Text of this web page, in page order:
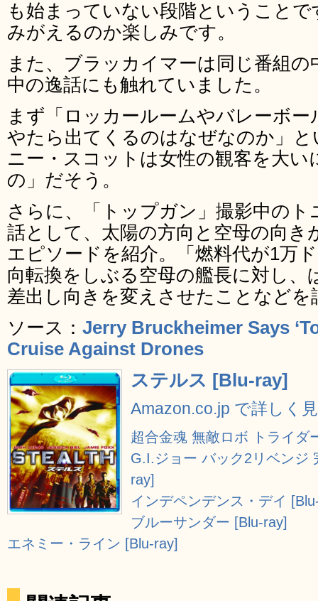
も始まっていない段階ということ
みがえるのか楽しみです。
また、ブラッカイマーは同じ番組
中の逸話にも触れていました。
まず「ロッカールームやバレーボ
やたら出てくるのはなぜなのか」
ニー・スコットは女性の観客を大
の」だそう。
さらに、「トップガン」撮影中の
話として、太陽の方向と空母の向き
エピソードを紹介。「燃料代が1万
向転換をしぶる空母の艦長に対し、
差出し向きを変えさせたことなどを
ソース： Jerry Bruckheimer Says
Cruise Against Drones
ステルス [Blu-ray]
Amazon.co.jp で詳しく
超合金魂 無敵ロボ トライダ
G.I.ジョー バック2リベンジ
ray]
インデペンデンス・デイ
ブルーサンダー [Blu-ray]
エネミー・ライン [Blu-ray]